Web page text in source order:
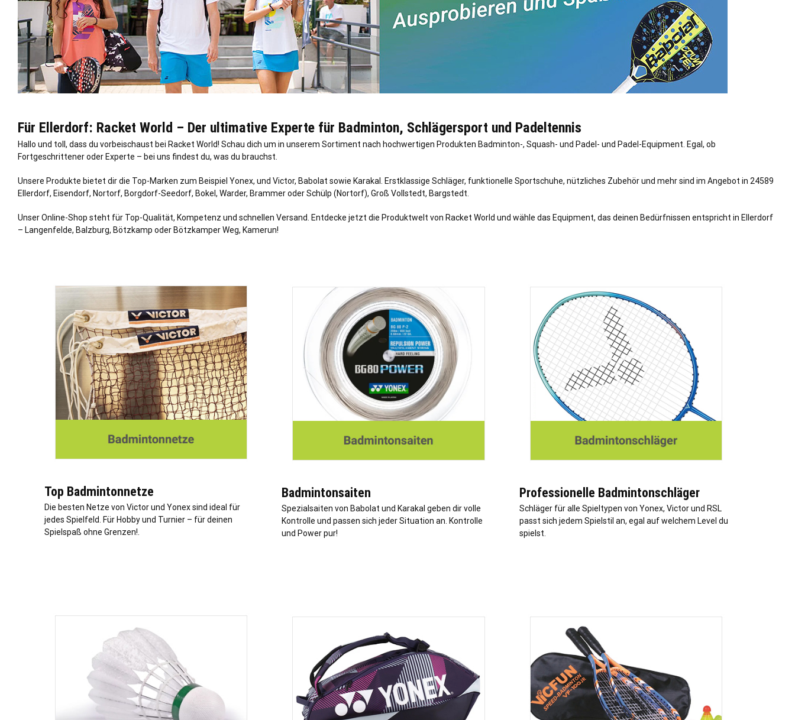
Für Ellerdorf: Racket World – Der ultimative Experte für Badminton, Schlägersport und Padeltennis
Hallo und toll, dass du vorbeischaust bei Racket World! Schau dich um in unserem Sortiment nach hochwertigen Produkten Badminton-, Squash- und Padel- und Padel-Equipment. Egal, ob
Fortgeschrittener oder Experte – bei uns findest du, was du brauchst.
Unsere Produkte bietet dir die Top-Marken zum Beispiel Yonex, und Victor, Babolat sowie Karakal. Erstklassige Schläger, funktionelle Sportschuhe, nützliches Zubehör und mehr sind im Angebot in 24589
Ellerdorf, Eisendorf, Nortorf, Borgdorf-Seedorf, Bokel , Warder, BrammeroderSchülp (Nortorf), Groß Vollstedt, Bargstedt
Unser Online-Shop steht für Top-Qualität, Kompetenz und schnellen Versand. Entdecke jetzt die Produktwelt von Racket World und wähle das Equipment, das deinen Bedürfnissen entspricht in Ellerdorf
– Langenfelde, Balzburg, Bötzkamp oder Bötzkamper Weg, Kamerun!
Top Badmintonnetze
Die besten Netze von Victor und Yonex sind ideal für
jedes Spielfeld. Für Hobby und Turnier – für deinen
Spielspaß ohne Grenzen!.
Badmintonsaiten
Spezialsaiten von Babolat und Karakal geben dir volle
Kontrolle und passen sich jeder Situation an. Kontrolle
und Power pur!
Professionelle Badmintonschläger
Schläger für alle Spieltypen von Yonex, Victor und RSL
passt sich jedem Spielstil an, egal auf welchem Level du
spielst.